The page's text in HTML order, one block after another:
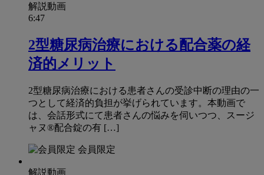
解説動画
6:47
2型糖尿病治療における配合薬の経
済的メリット
2型糖尿病治療における患者さんの受診中断の理由の一
つとして経済的負担が挙げられています。本動画で
は、会話形式にて患者さんの悩みを伺いつつ、スージ
ャヌ®配合錠の有 […]
会員限定
解説動画